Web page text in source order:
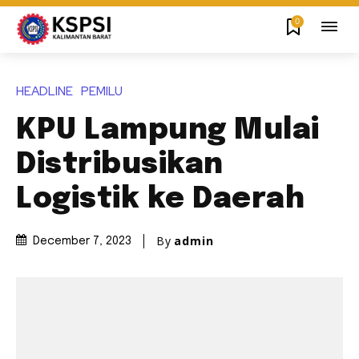
0
HEADLINE PEMILU
KPU Lampung Mulai
Distribusikan
Logistik ke Daerah
December 7, 2023 By admin